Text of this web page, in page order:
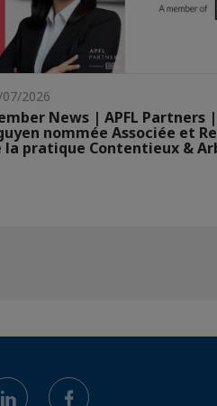
2026
News | APFL Partners
nommée Associée et
la pratique Contentieux &